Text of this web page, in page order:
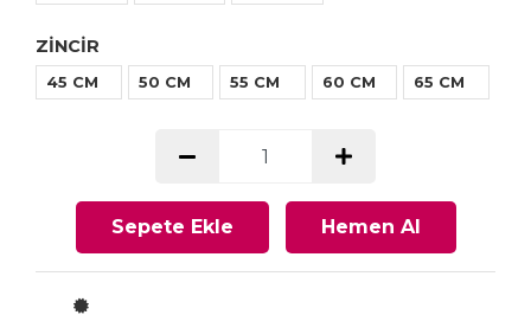
ZİNCİR
45 CM 50 CM 55 CM 60 CM 65 CM
Sepete Ekle Hemen Al